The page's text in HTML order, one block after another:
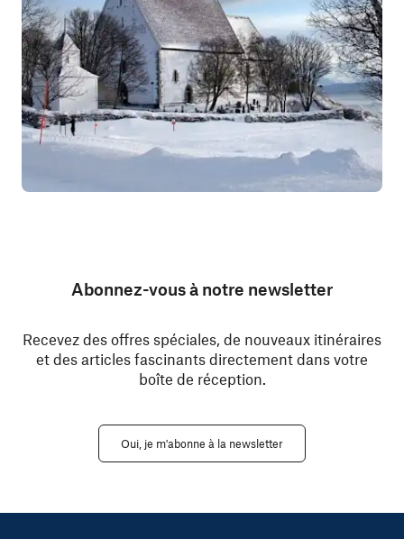
Abonnez-vous à notre newsletter
Recevez des offres spéciales, de nouveaux itinéraires
et des articles fascinants directement dans votre
boîte de réception.
Oui, je m'abonne à la newsletter